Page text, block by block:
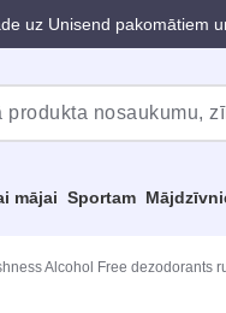
uz Unisend pakomātiem
mājai Sportam
Alcohol Free dezodorants